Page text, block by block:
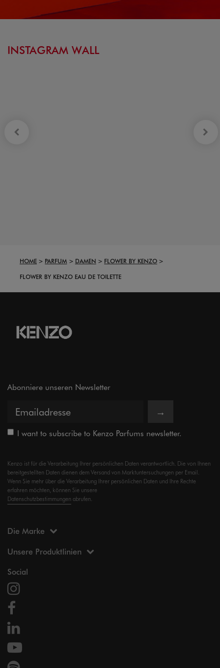
INSTAGRAM WALL
HOME PARFUM DAMEN
FLOWER BY KENZO
FLOWER BY KENZO EAU DE TOILETTE
Abonniere unseren Newsletter
→
I want to subscribe to Kenzo Parfums newsletter.
Kenzo ist für die Verarbeitung Ihrer persönlichen Daten verantwortlich. Die von Ihnen
bereitgestellten Daten dienen dem Versand von Marktuntersuchungen per Email.
Wenn Sie mehr über die Verarbeitung Ihrer persönlichen Daten und Ihre Rechte
erfahren möchten, können Sie unsere
Datenschutzbestimmungen abrufen.
Die Marke
Unsere Produktlinien
Social